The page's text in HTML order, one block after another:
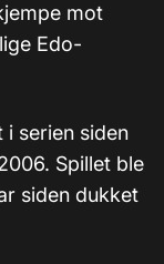
mot
Edo-
serien siden
Spillet ble
siden dukket